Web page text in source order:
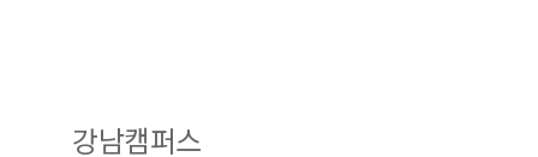
강남캠퍼스